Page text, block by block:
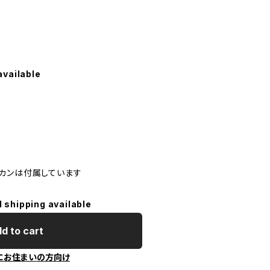
ンは付属しています
shipping available
to cart
お住まいの方向け